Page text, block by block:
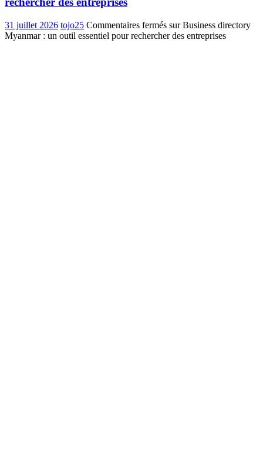
31 juillet 2026 tojo25 Commentaires fermés sur Business directory
Myanmar : un outil essentiel pour rechercher des entreprises